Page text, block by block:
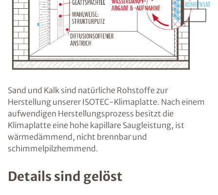
Sand und Kalk sind natürliche Rohstoffe zur
Herstellung unserer ISOTEC-Klimaplatte. Nach einem
aufwendigen Herstellungsprozess besitzt die
Klimaplatte eine hohe kapillare Saugleistung, ist
wärmedämmend, nicht brennbar und
schimmelpilzhemmend.
Details sind gelöst